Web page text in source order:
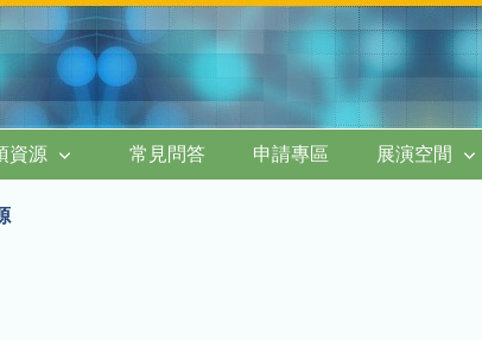
資源 常見問答 申請專區 展演空間